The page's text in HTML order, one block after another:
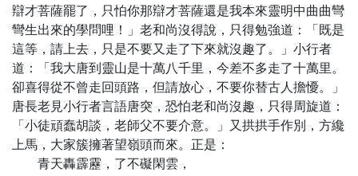
辯才菩薩罷了，只怕你那辯才菩薩還是我本來靈明中曲曲彎
彎生出來的學問哩！」老和尚沒得說，只得勉強道：「既是
這等，請上去，只是不要又走了下來就沒趣了。」小行者
道：「我大唐到靈山是十萬八千里，今差不多走了十萬里。
卻喜得從不曾走回頭路，但請放心，不要你替古人擔懮。」
唐長老見小行者言語唐突，恐怕老和尚沒趣，只得周旋道：
「小徒頑蠢胡談，老師父不要介意。」又拱拱手作別，方纔
上馬，大家簇擁著望嶺頭而來。正是：
青天轟霹靂，了不礙閑雲，